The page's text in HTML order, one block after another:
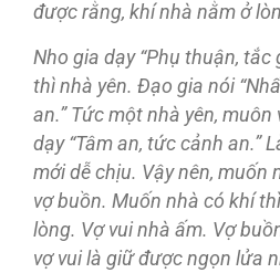
được rằng, khí nhà nằm ở
Nho gia dạy “Phụ thuận, tắc
thì nhà yên. Đạo gia nói
an.” Tức một nhà yên,
dạy “Tâm an, tức cảnh an.”
mới dễ chịu. Vậy nên, muốn
vợ buồn. Muốn nhà có khí thì
lòng. Vợ vui nhà ấm. Vợ
vợ vui là giữđược ngọn lửa